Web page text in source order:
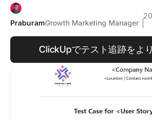
PraburamGrowth Marketing Manager
ClickUpでテスト追跡をよ